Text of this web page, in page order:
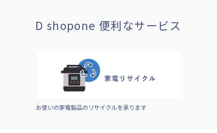
D shopone 便利なサービス
お使いの家電製品のリサイクルを承ります